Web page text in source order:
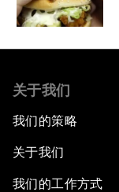
关于我们
我们的策略
关于我们
我们的工作方式